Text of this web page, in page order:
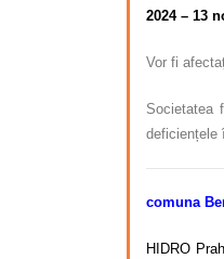
2024 – 13
Vor fi
Societatea
deficiențele
comuna
HIDRO